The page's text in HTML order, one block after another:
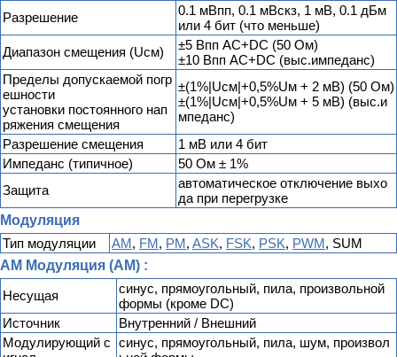
Разрешение
0.1 мВпп, 0.1 мВскз, 1 мВ, 0.1 дБм
или 4 бит (что меньше)
Диапазон смещения (Uсм)
±5 Впп АС+DC (50 Ом)
±10 Впп АС+DC (выс.импеданс)
Пределы допускаемой погр
ешности
установки постоянного нап
ряжения смещения
±(1%|Uсм|+0,5%Uм + 2 мВ) (50 Ом)
±(1%|Uсм|+0,5%Uм + 5 мВ) (выс.и
мпеданс)
Разрешение смещения
1 мВ или 4 бит
Импеданс (типичное)
50 Ом ± 1%
Защита
автоматическое отключение выхо
да при перегрузке
Модуляция
Тип модуляции
AM, FM, PM, ASK, FSK, PSK, PWM, SUM
AM Модуляция (AM) :
Несущая
синус, прямоугольный, пила, произвольной
формы (кроме DC)
Источник
Внутренний / Внешний
Модулирующий с синус, прямоугольный, пила, шум, произвол